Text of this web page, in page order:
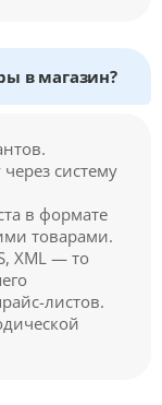
в магазин?
систему
в формате
товарами.
XML — то
листов.